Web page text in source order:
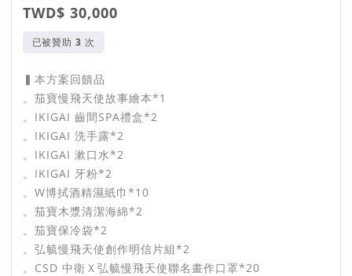
TWD$ 30,000
已被贊助 次
▍本方案回饋品
。茄寶慢飛天使故事繪本*1
。IKIGAI 齒間SPA禮盒*2
。IKIGAI 洗手露*2
。IKIGAI 漱口水*2
。IKIGAI 牙粉*2
。W博拭酒精濕紙巾*10
。茄寶木漿清潔海綿*2
。茄寶保冷袋*2
。弘毓慢飛天使創作明信片組*2
。CSD 中衛Ｘ弘毓慢飛天使聯名畫作口罩*20